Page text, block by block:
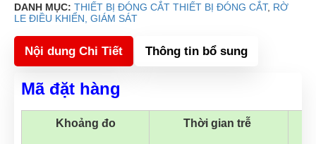
DANH MỤC: THIẾT BỊ ĐÓNG CẮT THIẾT BỊ ĐÓNG CẮT, RỜ
LE ĐIỀU KHIỂN, GIÁM SÁT
Nội dung Chi Tiết Thông tin bổ sung
Mã đặt hàng
Khoảng đo Thời gian trễ